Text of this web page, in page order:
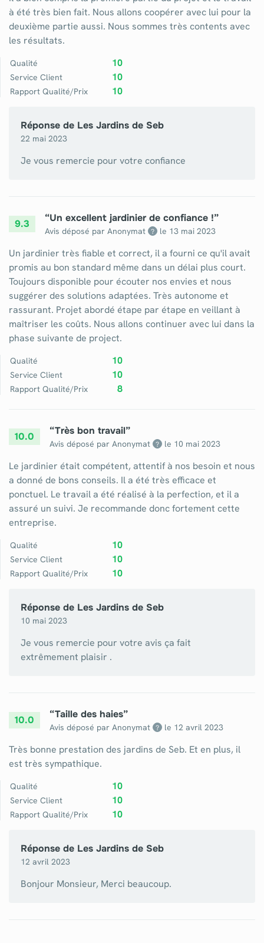
à été très bien fait. Nous allons coopérer avec lui pour la
deuxième partie aussi. Nous sommes très contents avec
les résultats.
Qualité 10
Service Client 10
Rapport Qualité/Prix 10
Réponse de Les Jardins de Seb
22 mai 2023
Je vous remercie pour votre confiance
9.3 “Un excellent jardinier de confiance !”
Avis déposé par Anonymat ? le 13 mai 2023
Un jardinier très fiable et correct, il a fourni ce qu'il avait
promis au bon standard même dans un délai plus court.
Toujours disponible pour écouter nos envies et nous
suggérer des solutions adaptées. Très autonome et
rassurant. Projet abordé étape par étape en veillant à
maîtriser les coûts. Nous allons continuer avec lui dans la
phase suivante de project.
Qualité 10
Service Client 10
Rapport Qualité/Prix 8
10.0 “Très bon travail”
Avis déposé par Anonymat ? le 10 mai 2023
Le jardinier était compétent, attentif à nos besoin et nous
a donné de bons conseils. Il a été très efficace et
ponctuel. Le travail a été réalisé à la perfection, et il a
assuré un suivi. Je recommande donc fortement cette
entreprise.
Qualité 10
Service Client 10
Rapport Qualité/Prix 10
Réponse de Les Jardins de Seb
10 mai 2023
Je vous remercie pour votre avis ça fait
extrêmement plaisir .
10.0 “Taille des haies”
Avis déposé par Anonymat ? le 12 avril 2023
Très bonne prestation des jardins de Seb. Et en plus, il
est très sympathique.
Qualité 10
Service Client 10
Rapport Qualité/Prix 10
Réponse de Les Jardins de Seb
12 avril 2023
Bonjour Monsieur, Merci beaucoup.